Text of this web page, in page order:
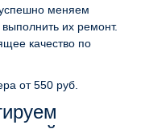
меняем
их ремонт.
качество по
от 550 руб.